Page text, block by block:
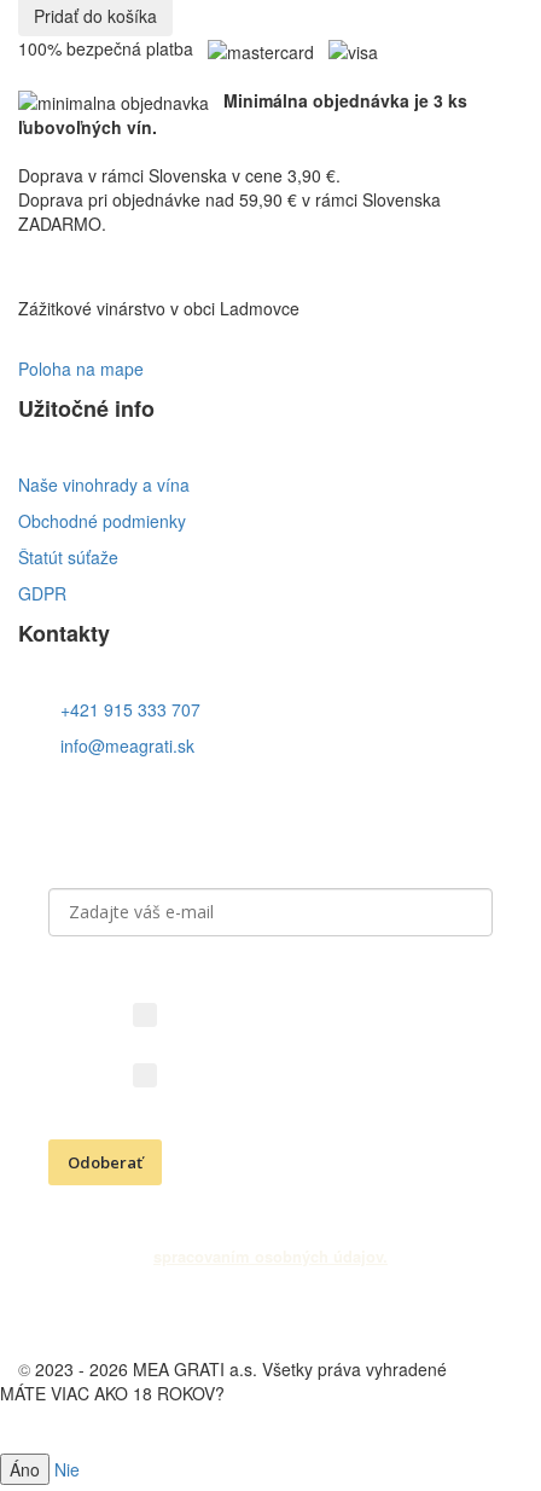
100% bezpečná platba
Minimálna objednávka je 3 ks
ľubovoľných vín.
Doprava v rámci Slovenska v cene 3,90 €.
Doprava pri objednávke nad 59,90 € v rámci Slovenska
ZADARMO.
Zážitkové vinárstvo v obci Ladmovce
Poloha na mape
Užitočné info
Naše vinohrady a vína
Obchodné podmienky
Štatút súťaže
GDPR
Kontakty
+421 915 333 707
info@meagrati.sk
Odoberať
© 2023 - 2026 MEA GRATI a.s. Všetky práva vyhradené
MÁTE VIAC AKO 18 ROKOV?
Nie